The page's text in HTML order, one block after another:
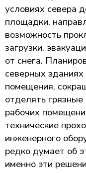
условиях севера
площадки,
возможность
загрузки,
от снега.
северных
помещения,
отделять
рабочих
технические
инженерного
редко думает об
именно эти